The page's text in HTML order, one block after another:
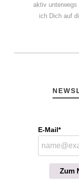
aktiv unterwegs
ich Dich auf
E-Mail*
Zum